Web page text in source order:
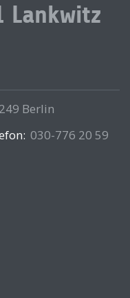
Lankwitz
Berlin
030-776 20 59